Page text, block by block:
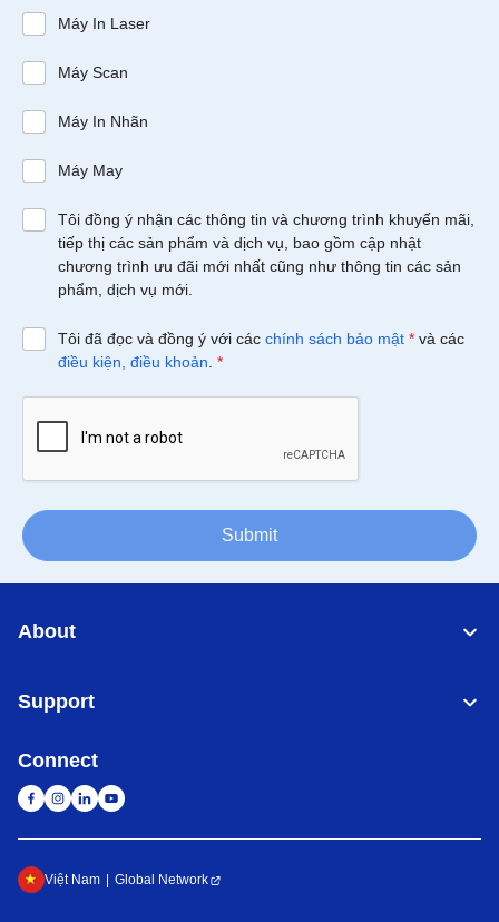
Máy In Laser
Máy Scan
Máy In Nhãn
Máy May
Tôi đồng ý nhận các thông tin và chương trình khuyến mãi,
tiếp thị các sản phẩm và dịch vụ, bao gồm cập nhật
chương trình ưu đãi mới nhất cũng như thông tin các sản
phẩm, dịch vụ mới.
Tôi đã đọc và đồng ý với các chính sách bảo mật * và các
điều kiện, điều khoản *
Submit
About
Support
Connect
Việt Nam Global Network